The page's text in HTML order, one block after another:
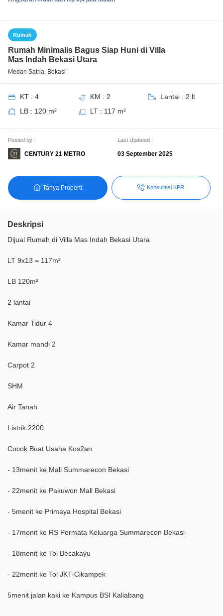
Rumah
Rumah Minimalis Bagus Siap Huni di Villa
Mas Indah Bekasi Utara
Medan Satria, Bekasi
KT : 4 KM : 2
Lantai : 2 lt
LB : 120 m²
LT : 117 m²
Posted by :
CENTURY 21 METRO
Last Updated :
03 September 2025
Tanya Properti Konsultasi KPR
Deskripsi
Dijual Rumah di Villa Mas Indah Bekasi Utara
LT 9x13 = 117m²
LB 120m²
2 lantai
Kamar Tidur 4
Kamar mandi 2
Carpot 2
SHM
Air Tanah
Listrik 2200
Cocok Buat Usaha Kos2an
- 13menit ke Mall Summarecon Bekasi
- 22menit ke Pakuwon Mall Bekasi
- 5menit ke Primaya Hospital Bekasi
- 17menit ke RS Permata Keluarga Summarecon Bekasi
- 18menit ke Tol Becakayu
- 22menit ke Tol JKT-Cikampek
5menit jalan kaki ke Kampus BSI Kaliabang